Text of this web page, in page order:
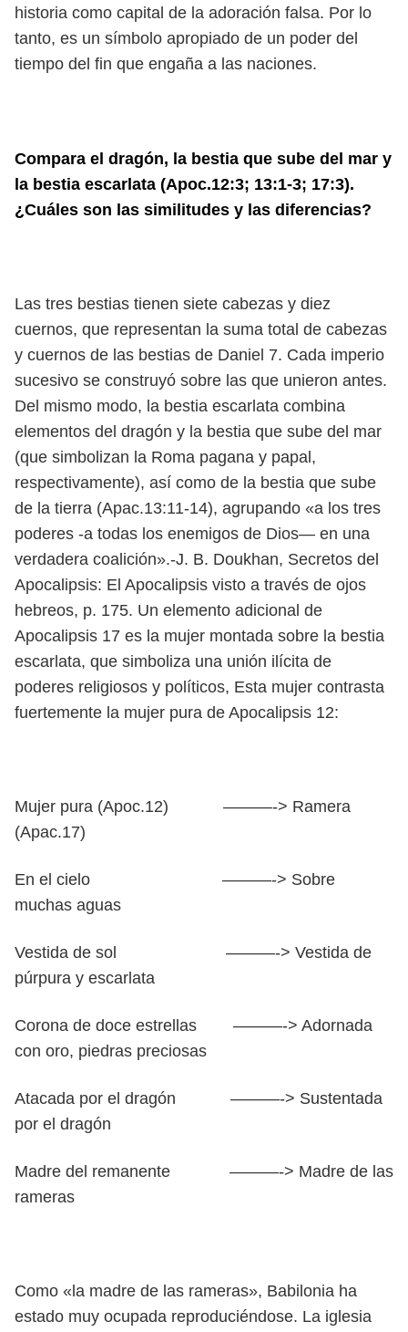
historia como capital de la adoración falsa. Por lo
tanto, es un símbolo apropiado de un poder del
tiempo del fin que engaña a las naciones.
Compara el dragón, la bestia que sube del mar y
la bestia escarlata (Apoc.12:3; 13:1-3; 17:3).
¿Cuáles son las similitudes y las diferencias?
Las tres bestias tienen siete cabezas y diez
cuernos, que representan la suma total de cabezas
y cuernos de las bestias de Daniel 7. Cada imperio
sucesivo se construyó sobre las que unieron antes.
Del mismo modo, la bestia escarlata combina
elementos del dragón y la bestia que sube del mar
(que simbolizan la Roma pagana y papal,
respectivamente), así como de la bestia que sube
de la tierra (Apac.13:11-14), agrupando «a los tres
poderes -a todas los enemigos de Dios— en una
verdadera coalición».-J. B. Doukhan, Secretos del
Apocalipsis: El Apocalipsis visto a través de ojos
hebreos, p. 175. Un elemento adicional de
Apocalipsis 17 es la mujer montada sobre la bestia
escarlata, que simboliza una unión ilícita de
poderes religiosos y políticos, Esta mujer contrasta
fuertemente la mujer pura de Apocalipsis 12:
Mujer pura (Apoc.12) ———-> Ramera
(Apac.17)
En el cielo ———-> Sobre
muchas aguas
Vestida de sol ———-> Vestida de
púrpura y escarlata
Corona de doce estrellas ———-> Adornada
con oro, piedras preciosas
Atacada por el dragón ———-> Sustentada
por el dragón
Madre del remanente ———-> Madre de las
rameras
Como «la madre de las rameras», Babilonia ha
estado muy ocupada reproduciéndose. La iglesia